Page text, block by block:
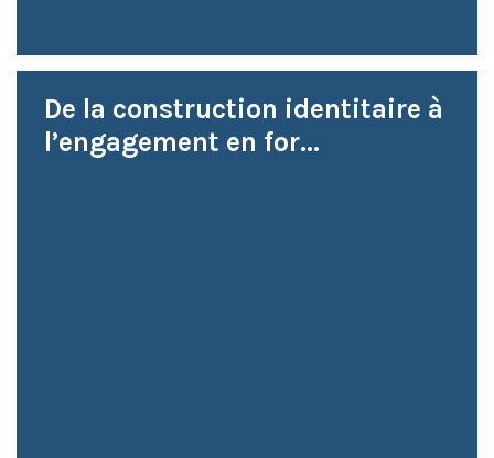
De la construction identitaire à
l’engagement en for...